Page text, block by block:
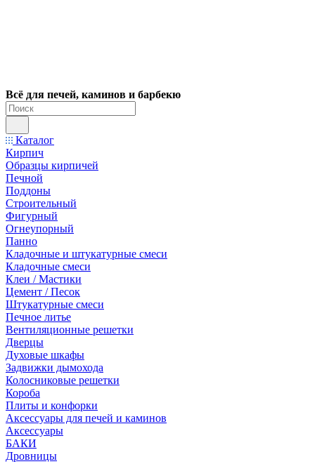
Всё для печей, каминов и барбекю
Каталог
Кирпич
Образцы кирпичей
Печной
Поддоны
Строительный
Фигурный
Огнеупорный
Панно
Кладочные и штукатурные смеси
Кладочные смеси
Клеи / Мастики
Цемент / Песок
Штукатурные смеси
Печное литье
Вентиляционные решетки
Дверцы
Духовые шкафы
Задвижки дымохода
Колосниковые решетки
Короба
Плиты и конфорки
Аксессуары для печей и каминов
Аксессуары
БАКИ
Дровницы